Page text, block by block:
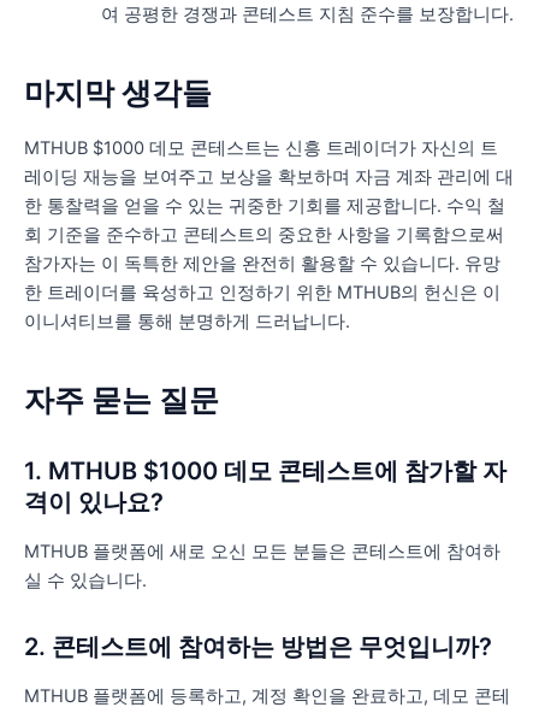
여 공평한 경쟁과 콘테스트 지침 준수를 보장합니다.
마지막 생각들
MTHUB $1000 데모 콘테스트는 신흥 트레이더가 자신의 트
레이딩 재능을 보여주고 보상을 확보하며 자금 계좌 관리에 대
한 통찰력을 얻을 수 있는 귀중한 기회를 제공합니다. 수익 철
회 기준을 준수하고 콘테스트의 중요한 사항을 기록함으로써
참가자는 이 독특한 제안을 완전히 활용할 수 있습니다. 유망
한 트레이더를 육성하고 인정하기 위한 MTHUB의 헌신은 이
이니셔티브를 통해 분명하게 드러납니다.
자주 묻는 질문
1. MTHUB $1000 데모 콘테스트에 참가할 자
격이 있나요?
MTHUB 플랫폼에 새로 오신 모든 분들은 콘테스트에 참여하
실 수 있습니다.
2. 콘테스트에 참여하는 방법은 무엇입니까?
MTHUB 플랫폼에 등록하고, 계정 확인을 완료하고, 데모 콘테